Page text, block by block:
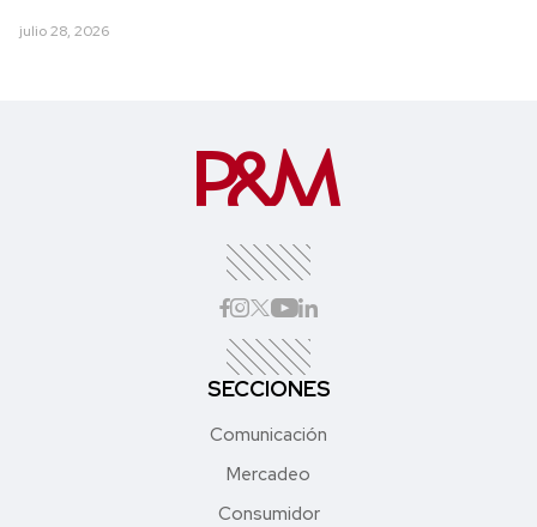
julio 28, 2026
SECCIONES
Comunicación
Mercadeo
Consumidor